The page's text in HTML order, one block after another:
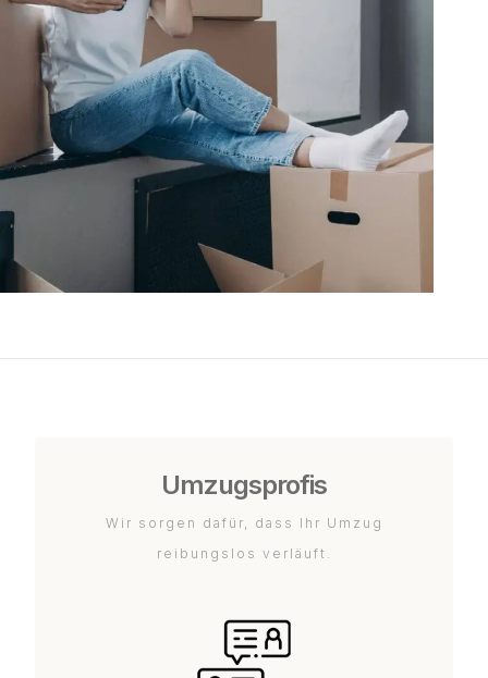
Umzugsprofis
Wir sorgen dafür, dass Ihr Umzug
reibungslos verläuft.